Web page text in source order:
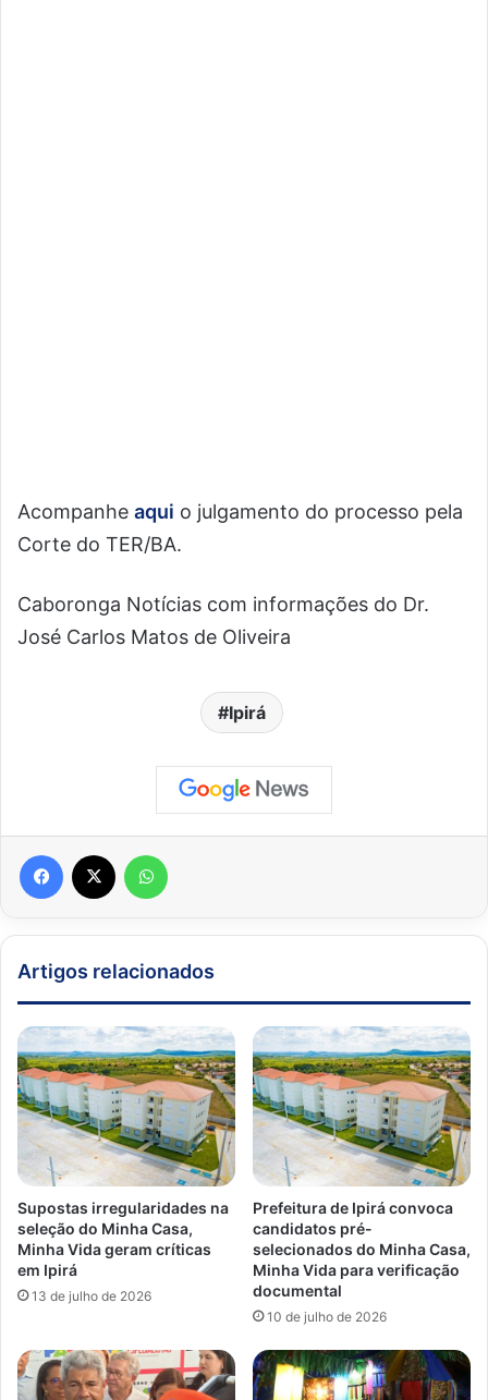
Acompanhe aqui o julgamento do processo pela
Corte do TER/BA.
Caboronga Notícias com informações do Dr.
José Carlos Matos de Oliveira
Ipirá
Artigos relacionados
Supostas irregularidades na
seleção do Minha Casa,
Minha Vida geram críticas
em Ipirá
13 de julho de 2026
Prefeitura de Ipirá convoca
candidatos pré-
selecionados do Minha Casa,
Minha Vida para verificação
documental
10 de julho de 2026